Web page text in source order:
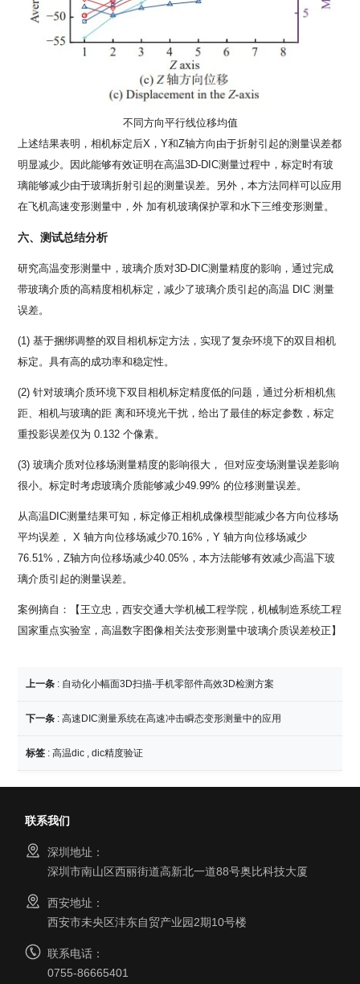
不同方向平行线位移均值
上述结果表明，相机标定后X，Y和Z轴方向由于折射引起的测量误差都
明显减少。因此能够有效证明在高温3D-DIC测量过程中，标定时有玻
璃能够减少由于玻璃折射引起的测量误差。另外，本方法同样可以应用
在飞机高速变形测量中，外 加有机玻璃保护罩和水下三维变形测量。
六、测试总结分析
研究高温变形测量中，玻璃介质对3D-DIC测量精度的影响，通过完成
带玻璃介质的高精度相机标定，减少了玻璃介质引起的高温 DIC 测量
误差。
(1) 基于捆绑调整的双目相机标定方法，实现了复杂环境下的双目相机
标定。具有高的成功率和稳定性。
(2) 针对玻璃介质环境下双目相机标定精度低的问题，通过分析相机焦
距、相机与玻璃的距 离和环境光干扰，给出了最佳的标定参数，标定
重投影误差仅为 0.132 个像素。
(3) 玻璃介质对位移场测量精度的影响很大， 但对应变场测量误差影响
很小。标定时考虑玻璃介质能够减少49.99% 的位移测量误差。
从高温DIC测量结果可知，标定修正相机成像模型能减少各方向位移场
平均误差， X 轴方向位移场减少70.16%，Y 轴方向位移场减少
76.51%，Z轴方向位移场减少40.05%，本方法能够有效减少高温下玻
璃介质引起的测量误差。
案例摘自：【王立忠，西安交通大学机械工程学院，机械制造系统工程
国家重点实验室，高温数字图像相关法变形测量中玻璃介质误差校正】
上一条 : 自动化小幅面3D扫描-手机零部件高效3D检测方案
下一条 :高速DIC测量系统在高速冲击瞬态变形测量中的应用
标签 :高温dic ,dic精度验证
联系我们
深圳地址：
深圳市南山区西丽街道高新北一道88号奥比科技大厦
西安地址：
西安市未央区沣东自贸产业园2期10号楼
联系电话：
0755-86665401